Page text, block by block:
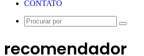
CONTATO
Procurar
recomendador